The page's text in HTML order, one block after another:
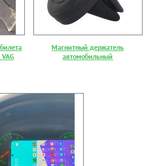
Магнитный держатель
автомобильный